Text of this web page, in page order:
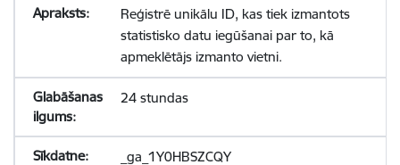
Reģistrē unikālu ID, kas tiek izmantots
statistisko datu iegūšanai par to, kā
apmeklētājs izmanto vietni.
24 stundas
_ga_1Y0HBSZCQY